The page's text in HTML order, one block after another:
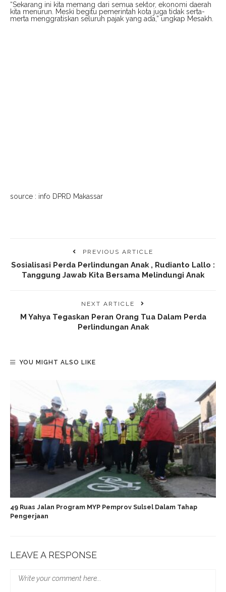
“Sekarang ini kita memang dari semua sektor, ekonomi daerah
kita menurun. Meski begitu pemerintah kota juga tidak serta-
merta menggratiskan seluruh pajak yang ada,” ungkap Mesakh.
source : info DPRD Makassar
PREVIOUS ARTICLE
Sosialisasi Perda Perlindungan Anak , Rudianto Lallo :
Tanggung Jawab Kita Bersama Melindungi Anak
NEXT ARTICLE
M Yahya Tegaskan Peran Orang Tua Dalam Perda
Perlindungan Anak
YOU MIGHT ALSO LIKE
49 Ruas Jalan Program MYP Pemprov Sulsel Dalam Tahap
Pengerjaan
LEAVE A RESPONSE